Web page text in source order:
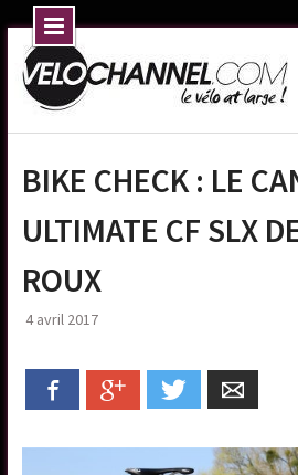
Skip
to
content
BIKE CHECK : LE
ULTIMATE CF SLX
ROUX
4 avril 2017
Facebook Google+ Twitter